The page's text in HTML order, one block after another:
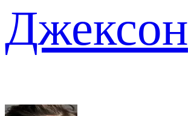
Джексон